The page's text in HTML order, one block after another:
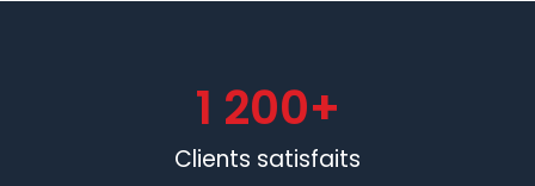
1 200+
Clients satisfaits